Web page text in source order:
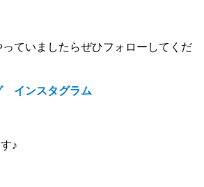
ていましたらぜひフォローしてくだ
インスタグラム
♪